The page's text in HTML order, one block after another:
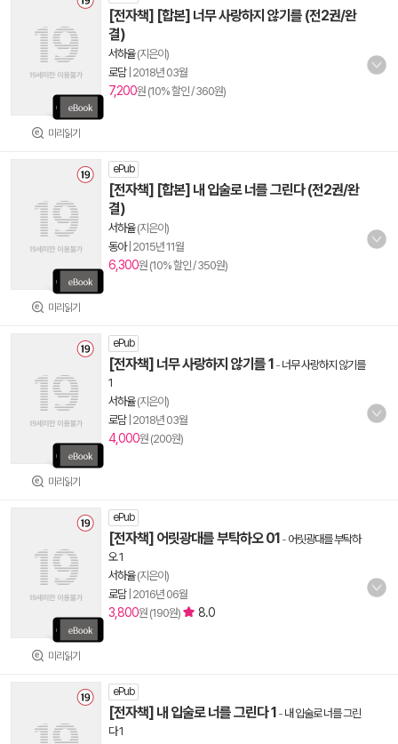
미리읽기
[전자책] [합본] 너무 사랑하지 않기를 (전2권/완
결)
서하율(지은이)
로담| 2018년 03월
7,200원 (10% 할인 / 360원)
미리읽기
ePub
[전자책] [합본] 내 입술로 너를 그린다 (전2권/완
결)
서하율(지은이)
동아| 2015년 11월
6,300원 (10% 할인 / 350원)
미리읽기
ePub
[전자책] 너무 사랑하지 않기를 1 - 너무 사랑하지 않기를
1
서하율(지은이)
로담| 2018년 03월
4,000원 (200원)
미리읽기
ePub
[전자책] 어릿광대를 부탁하오 01 - 어릿광대를 부탁하
오 1
서하율(지은이)
로담| 2016년 06월
3,800원 (190원) 8.0
ePub
[전자책] 내 입술로 너를 그린다 1 - 내 입술로 너를 그린
다 1